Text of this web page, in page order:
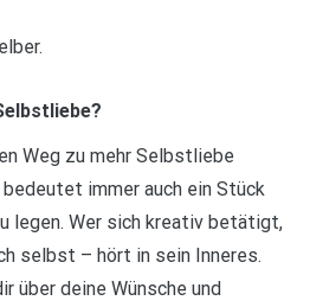
Weg zu mehr Selbstliebe
immer auch ein Stück
legen. Wer sich kreativ betätigt,
selbst – hört in sein Inneres.
über deine Wünsche und